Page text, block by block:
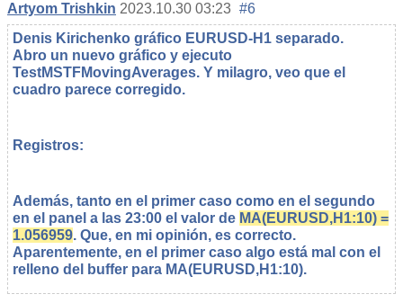
Artyom Trishkin 2023.10.30 03:23 #6
Denis Kirichenko gráfico EURUSD-H1 separado.
Abro un nuevo gráfico y ejecuto
TestMSTFMovingAverages. Y milagro, veo que el
cuadro parece corregido.
Registros:
Además, tanto en el primer caso como en el segundo
en el panel a las 23:00 el valor de MA(EURUSD,H1:10) =
1.056959. Que, en mi opinión, es correcto.
Aparentemente, en el primer caso algo está mal con el
relleno del buffer para MA(EURUSD,H1:10).